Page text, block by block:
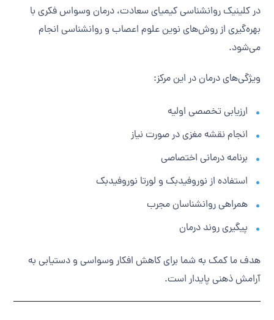
در کلینیک روانشناسی کیمیای سعادت، درمان وسواس فکری با
بهره‌گیری از روش‌های نوین علوم اعصاب و روانشناسی انجام
می‌شود.
ویژگی‌های درمان در این مرکز:
ارزیابی تخصصی اولیه
انجام نقشه مغزی در صورت نیاز
برنامه درمانی اختصاصی
استفاده از نوروفیدبک و لورتا نوروفیدبک
همراهی روانشناسان مجرب
پیگیری روند درمان
هدف ما کمک به شما برای کاهش افکار وسواسی و دستیابی به
آرامش ذهنی پایدار است.